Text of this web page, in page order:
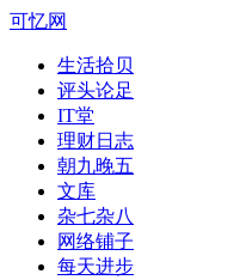
可忆网
生活拾贝
评头论足
IT堂
理财日志
朝九晚五
文库
杂七杂八
网络铺子
每天进步